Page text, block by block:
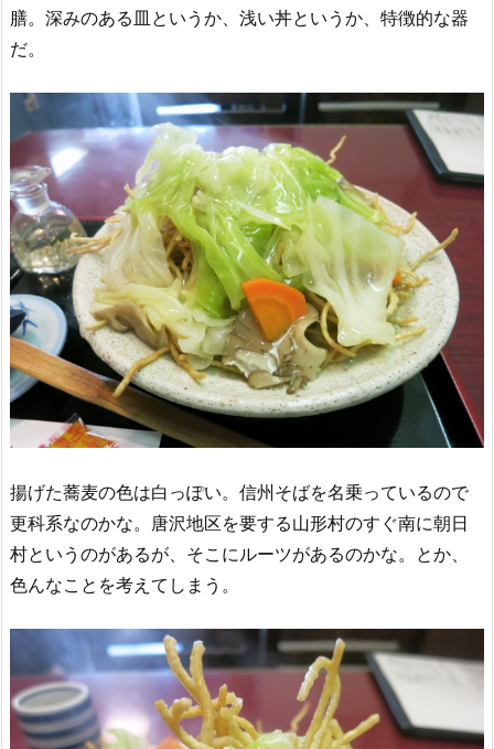
膳。深みのある皿というか、浅い丼というか、特徴的な器
だ。
揚げた蕎麦の色は白っぽい。信州そばを名乗っているので
更科系なのかな。唐沢地区を要する山形村のすぐ南に朝日
村というのがあるが、そこにルーツがあるのかな。とか、
色んなことを考えてしまう。